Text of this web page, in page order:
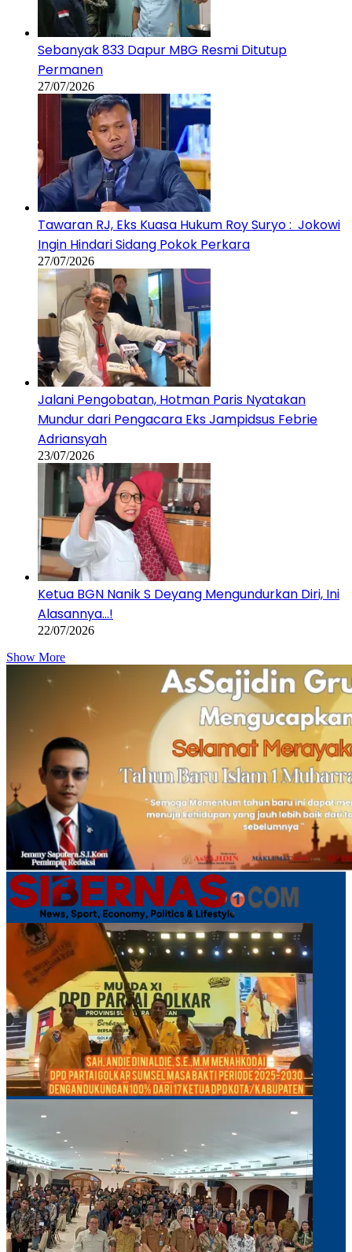
Sebanyak 833 Dapur MBG Resmi Ditutup
Permanen
27/07/2026
Tawaran RJ, Eks Kuasa Hukum Roy Suryo : Jokowi
Ingin Hindari Sidang Pokok Perkara
27/07/2026
Jalani Pengobatan, Hotman Paris Nyatakan
Mundur dari Pengacara Eks Jampidsus Febrie
Adriansyah
23/07/2026
Ketua BGN Nanik S Deyang Mengundurkan Diri, Ini
Alasannya…!
22/07/2026
Show More